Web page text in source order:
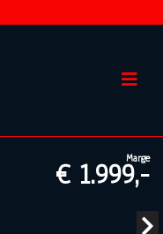
Marge
€ 1.999,-